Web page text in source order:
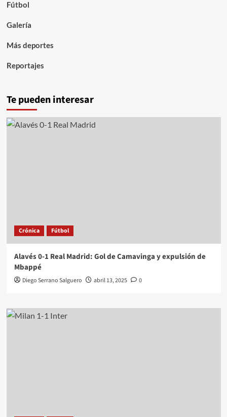
Fútbol
Galería
Más deportes
Reportajes
Te pueden interesar
Crónica Fútbol
Alavés 0-1 Real Madrid: Gol de Camavinga y expulsión de
Mbappé
Diego Serrano Salguero abril 13, 2025 0